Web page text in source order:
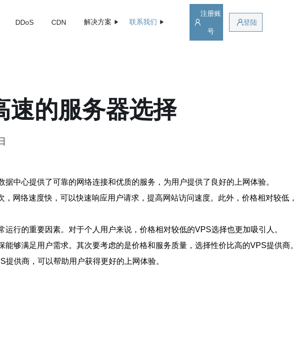
DDoS CDN 解决方案 联系我们
注册账
号
登陆
速的服务器选择
中心提供了可靠的网络连接和优质的服务，为用户提供了良好的上网体验。
网络速度快，可以快速响应用户请求，提高网站访问速度。此外，价格相对较低，
行的重要因素。对于个人用户来说，价格相对较低的VPS选择也更加吸引人。
够满足用户需求。其次要考虑的是价格和服务质量，选择性价比高的VPS提供商。
供商，可以帮助用户获得更好的上网体验。